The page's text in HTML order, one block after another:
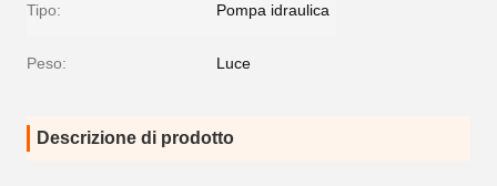
Tipo: Pompa idraulica
Peso: Luce
Descrizione di prodotto